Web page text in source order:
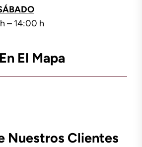
– 14:00 h
El Mapa
Nuestros Clientes